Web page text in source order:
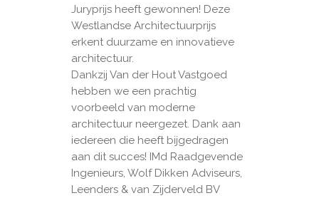
Juryprijs heeft gewonnen! Deze
Westlandse Architectuurprijs
erkent duurzame en innovatieve
architectuur.
Dankzij Van der Hout Vastgoed
hebben we een prachtig
voorbeeld van moderne
architectuur neergezet. Dank aan
iedereen die heeft bijgedragen
aan dit succes! IMd Raadgevende
Ingenieurs, Wolf Dikken Adviseurs,
Leenders & van Zijderveld BV